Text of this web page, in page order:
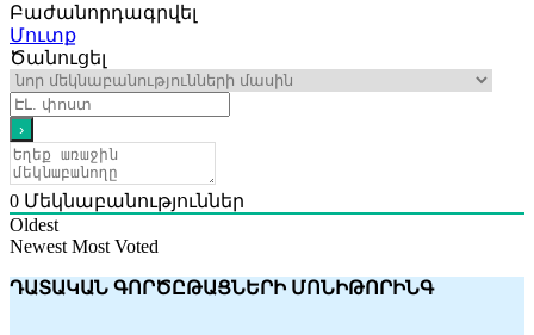
Բաժանորդագրվել
Մուտք
Ծանուցել
0 Մեկնաբանություններ
Oldest
Newest Most Voted
ԴԱՏԱԿԱՆ ԳՈՐԾԸԹԱՑՆԵՐԻ ՄՈՆԻԹՈՐԻՆԳ